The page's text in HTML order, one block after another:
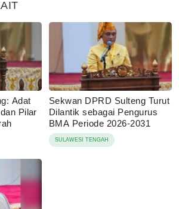
Adat
Pilar
Sekwan DPRD Sulteng Turut
Dilantik sebagai Pengurus
BMA Periode 2026-2031
SULAWESI TENGAH